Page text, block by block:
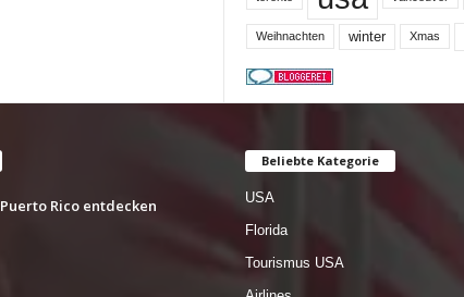
Weihnachten winter Xmas
Puerto Rico entdecken
Beliebte Kategorie
USA
Florida
Tourismus USA